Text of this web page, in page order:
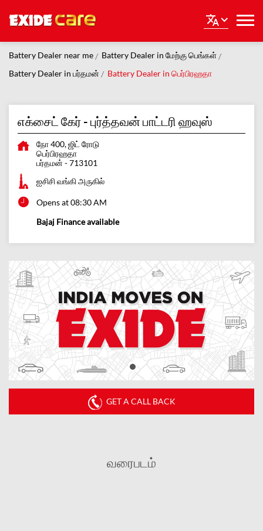
Battery Dealer near me
Battery Dealer in மேற்கு பெங்கள்
Battery Dealer in பர்தமன்
Battery Dealer in பெர்பிரஹதா
எக்சைட் கேர் - புர்த்தவன் பாட்டரி ஹவுஸ்
நோ 400, ஜிட் ரோடு
பெர்பிரஹதா
பர்தமன் -713101
ஐசிசி வங்கி அருகில்
Opens at 08:30 AM
Bajaj Finance available
GET A CALL BACK
வரைபடம்